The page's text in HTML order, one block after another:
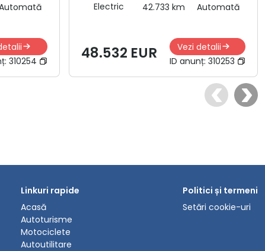
310254
Electric 42.733 km Automată
48.532 EUR
Vezi detalii
ID anunț: 310253
Linkuri rapide
Acasă
Autoturisme
Motociclete
Autoutilitare
Politici și termeni
Setări cookie-uri